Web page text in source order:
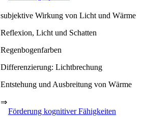
subjektive Wirkung von Licht und Wärme
Reflexion, Licht und Schatten
Regenbogenfarben
Differenzierung: Lichtbrechung
Entstehung und Ausbreitung von Wärme
⇒
Förderung kognitiver Fähigkeiten